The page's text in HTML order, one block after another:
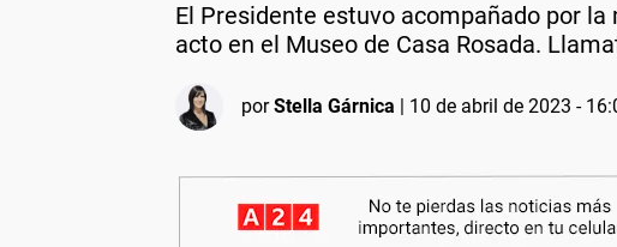
El Presidente estuvo acompañado por
acto en el Museo de Casa Rosada.
porStella Gárnica | 10 de abril de 2023 -